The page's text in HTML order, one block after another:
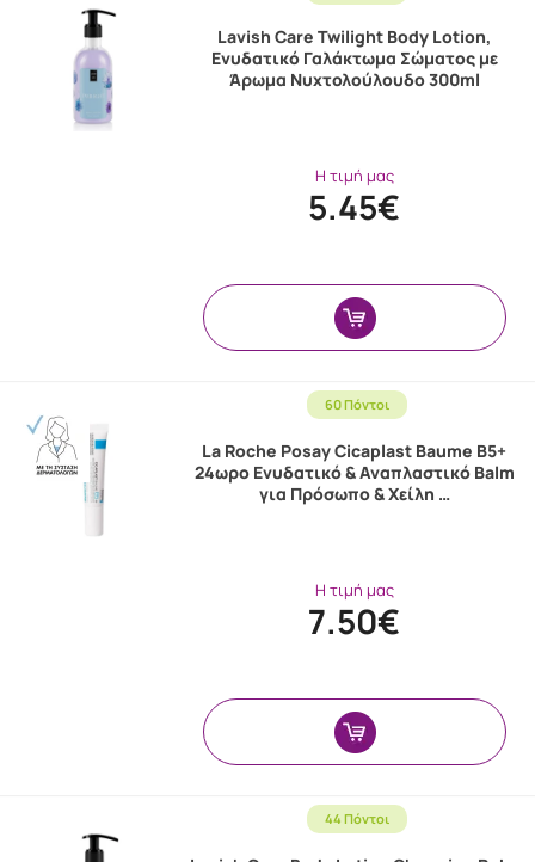
Lavish Care Twilight Body Lotion,
Ενυδατικό Γαλάκτωμα Σώματος με
Άρωμα Νυχτολούλουδο 300ml
Η τιμή μας
5.45€
60 Πόντοι
La Roche Posay Cicaplast Baume B5+
24ωρο Ενυδατικό & Αναπλαστικό Balm
για Πρόσωπο & Χείλη …
Η τιμή μας
7.50€
44 Πόντοι